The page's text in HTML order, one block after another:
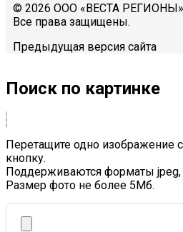
© 2026 ООО «ВЕСТА РЕГИОНЫ»
Все права защищены.
Предыдущая версия сайта
Поиск по картинке
Перетащите одно изображение
кнопку.
Поддерживаются форматы jpeg,
Размер фото не более 5Mб.